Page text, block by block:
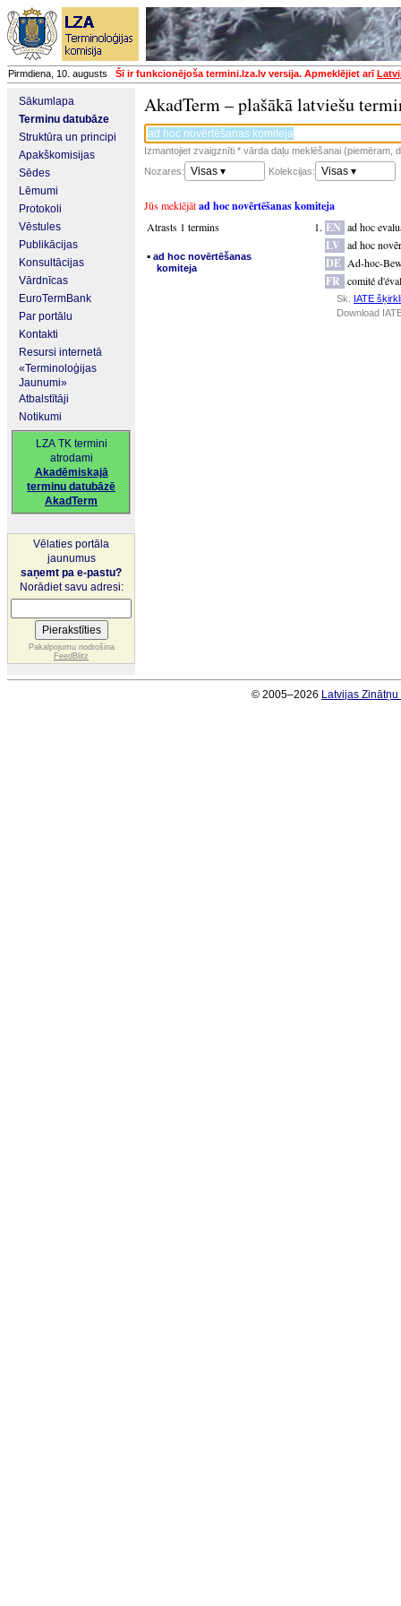
Pirmdiena, 10. augusts Šī ir funkcionējoša termini.lza.lv versija. Apmeklējiet arī
Sākumlapa
Terminu datubāze
Struktūra un principi
Apakškomisijas
Sēdes
Lēmumi
Protokoli
Vēstules
Publikācijas
Konsultācijas
Vārdnīcas
EuroTermBank
Par portālu
Kontakti
Resursi internetā
«Terminoloģijas
Jaunumi»
Atbalstītāji
Notikumi
LZA TK termini
atrodami
Akadēmiskajā
terminu datubāzē
AkadTerm
Vēlaties portāla
jaunumus
saņemt pa e-pastu?
Norādiet savu adresi:
Pakalpojumu nodrošina
FeedBlitz
AkadTerm – plašākā latviešu
Izmantojiet zvaigznīti * vārda daļu meklēšanai (piemēram,
Nozares:
Visas ▾ Kolekcijas: Visas ▾
Jūs meklējātad hoc novērtēšanas komiteja
Atrasts 1 termins
▪ ad hoc novērtēšanas
komiteja
EN ad hoc
LV ad hoc
DE Ad-hoc-
FR comité
Sk. IATE šķirkli
Download
© 2005–2026 Latvijas